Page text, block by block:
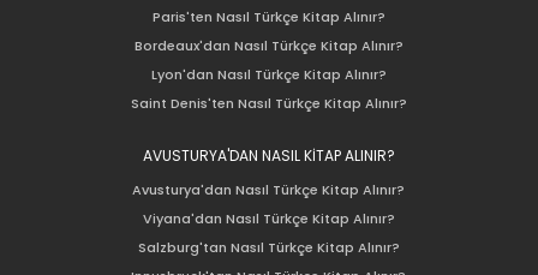
Paris'ten Nasıl Türkçe Kitap Alınır?
Bordeaux'dan Nasıl Türkçe Kitap Alınır?
Lyon'dan Nasıl Türkçe Kitap Alınır?
Saint Denis'ten Nasıl Türkçe Kitap Alınır?
AVUSTURYA'DAN NASIL KİTAP ALINIR?
Avusturya'dan Nasıl Türkçe Kitap Alınır?
Viyana'dan Nasıl Türkçe Kitap Alınır?
Salzburg'tan Nasıl Türkçe Kitap Alınır?